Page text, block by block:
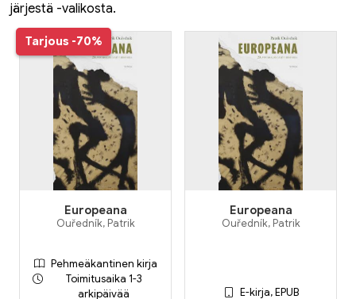
järjestä -valikosta.
Tarjous -70%
Europeana
Ouředník, Patrik
Pehmeäkantinen kirja
Toimitusaika 1-3
arkipäivää
Europeana
Ouředník, Patrik
E-kirja, EPUB